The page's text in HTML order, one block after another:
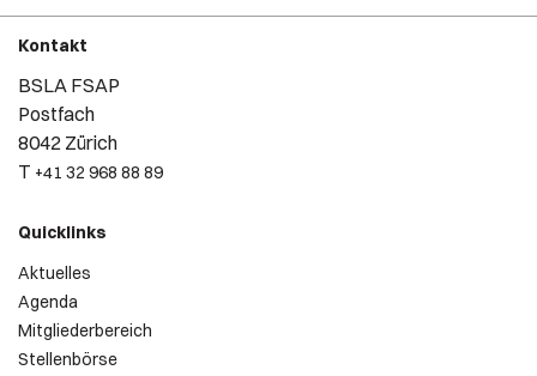
Kontakt
BSLA FSAP
Postfach
8042 Zürich
T +41 32 968 88 89
Quicklinks
Aktuelles
Agenda
Mitgliederbereich
Stellenbörse